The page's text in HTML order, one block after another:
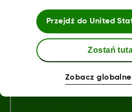
Was this article helpful?
LBL016375 Rev001
Przejdź do United
Zostań
Zobacz